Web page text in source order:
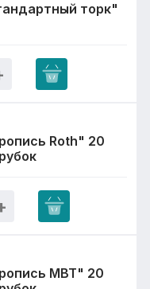
торк"
Roth" 20
MBT" 20